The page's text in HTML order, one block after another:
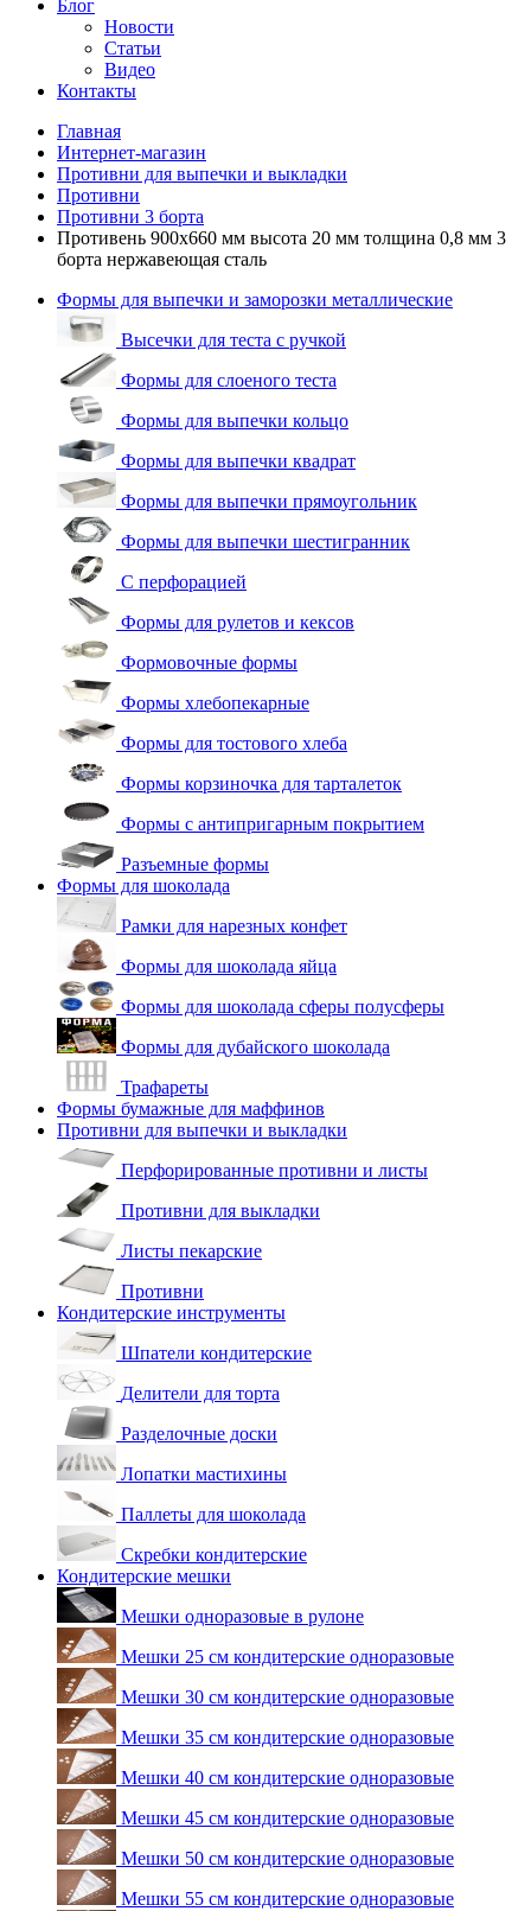
Блог
Новости
Статьи
Видео
Контакты
Главная
Интернет-магазин
Противни для выпечки и выкладки
Противни
Противни 3 борта
Противень 900х660 мм высота 20 мм толщина 0,8 мм 3
борта нержавеющая сталь
Формы для выпечки и заморозки металлические
Высечки для теста с ручкой
Формы для слоеного теста
Формы для выпечки кольцо
Формы для выпечки квадрат
Формы для выпечки прямоугольник
Формы для выпечки шестигранник
С перфорацией
Формы для рулетов и кексов
Формовочные формы
Формы хлебопекарные
Формы для тостового хлеба
Формы корзиночка для тарталеток
Формы с антипригарным покрытием
Разъемные формы
Формы для шоколада
Рамки для нарезных конфет
Формы для шоколада яйца
Формы для шоколада сферы полусферы
Формы для дубайского шоколада
Трафареты
Формы бумажные для маффинов
Противни для выпечки и выкладки
Перфорированные противни и листы
Противни для выкладки
Листы пекарские
Противни
Кондитерские инструменты
Шпатели кондитерские
Делители для торта
Разделочные доски
Лопатки мастихины
Паллеты для шоколада
Скребки кондитерские
Кондитерские мешки
Мешки одноразовые в рулоне
Мешки 25 см кондитерские одноразовые
Мешки 30 см кондитерские одноразовые
Мешки 35 см кондитерские одноразовые
Мешки 40 см кондитерские одноразовые
Мешки 45 см кондитерские одноразовые
Мешки 50 см кондитерские одноразовые
Мешки 55 см кондитерские одноразовые